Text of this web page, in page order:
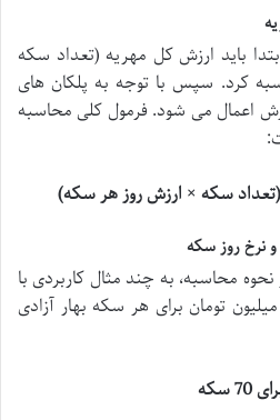
باید ارزش کل مهریه (تعداد سکه
کرد. سپس با توجه به پلکان های
اعمال می شود. فرمول کلی محاسبه
(تعداد سکه × ارزش روز هر سکه)
و نرخ روز سکه
محاسبه، به چند مثال کاربردی با
در نظر گرفتن نرخ فرضی 50 میلیون تومان برای هر سکه بهار آزادی